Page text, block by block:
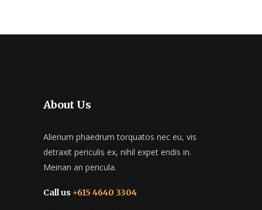
About Us
Alienum phaedrum torquatos nec eu, vis
detraxit periculis ex, nihil expet endis in.
Meinan an pericula.
Call us +615 4640 3304